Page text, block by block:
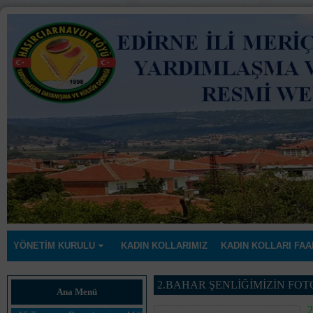
YÖNETİM KURULU KADIN KOLLARIMIZ KADIN KOLLARI
Ana Menü
2.BAHAR ŞENLİĞİMİZİN